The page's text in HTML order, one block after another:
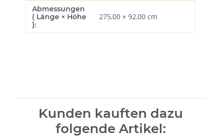
Abmessungen
( Länge × Höhe
):
275,00 × 92,00 cm
Kunden kauften dazu
folgende Artikel: